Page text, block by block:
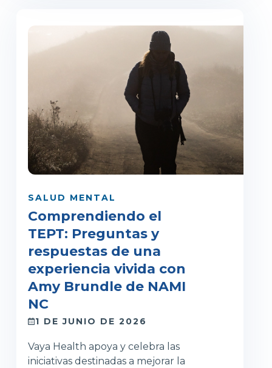
SALUD MENTAL
Comprendiendo el
TEPT: Preguntas y
respuestas de una
experiencia vivida con
Amy Brundle de NAMI
NC
1 DE JUNIO DE 2026
Vaya Health apoya y celebra las
iniciativas destinadas a mejorar la